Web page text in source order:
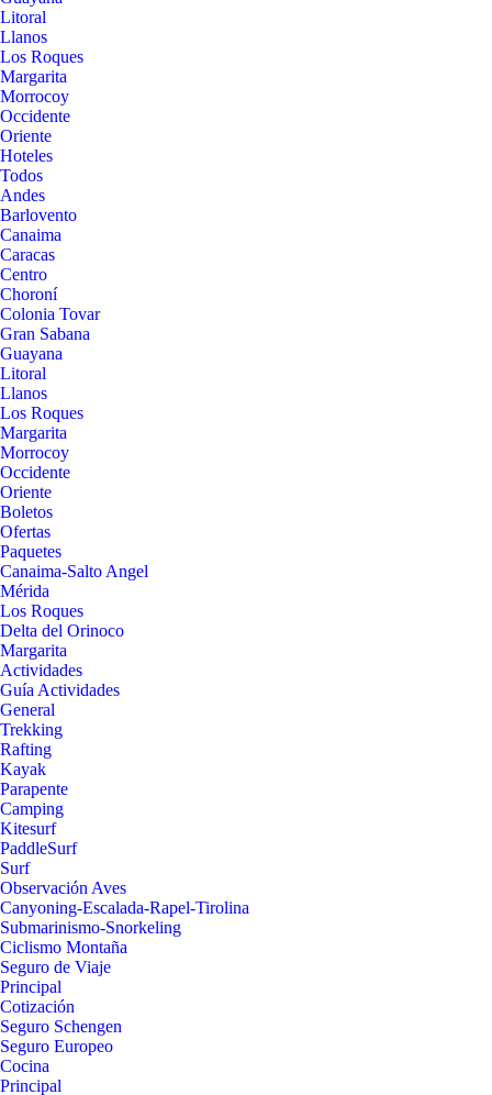
Litoral
Llanos
Los Roques
Margarita
Morrocoy
Occidente
Oriente
Hoteles
Todos
Andes
Barlovento
Canaima
Caracas
Centro
Choroní
Colonia Tovar
Gran Sabana
Guayana
Litoral
Llanos
Los Roques
Margarita
Morrocoy
Occidente
Oriente
Boletos
Ofertas
Paquetes
Canaima-Salto Angel
Mérida
Los Roques
Delta del Orinoco
Margarita
Actividades
Guía Actividades
General
Trekking
Rafting
Kayak
Parapente
Camping
Kitesurf
PaddleSurf
Surf
Observación Aves
Canyoning-Escalada-Rapel-Tirolina
Submarinismo-Snorkeling
Ciclismo Montaña
Seguro de Viaje
Principal
Cotización
Seguro Schengen
Seguro Europeo
Cocina
Principal